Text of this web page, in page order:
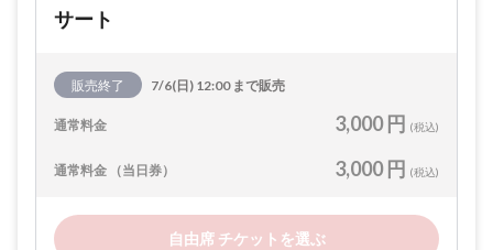
サート
販売終了 7/6(日) 12:00 まで販売
通常料金 3,000 円 (税込)
通常料金 （当日券） 3,000 円 (税込)
自由席 チケットを選ぶ